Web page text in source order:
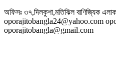
অফিসঃ ৩৭,দিলকুশা,মতিঝিল বাণিজ্যিক
oporajitobangla24@yahoo.com
oporajitobangla@gmail.com